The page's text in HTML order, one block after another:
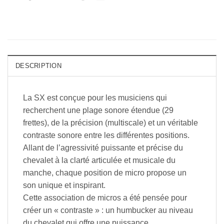
DESCRIPTION
La SX est conçue pour les musiciens qui
recherchent une plage sonore étendue (29
frettes), de la précision (multiscale) et un véritable
contraste sonore entre les différentes positions.
Allant de l’agressivité puissante et précise du
chevalet à la clarté articulée et musicale du
manche, chaque position de micro propose un
son unique et inspirant.
Cette association de micros a été pensée pour
créer un « contraste » : un humbucker au niveau